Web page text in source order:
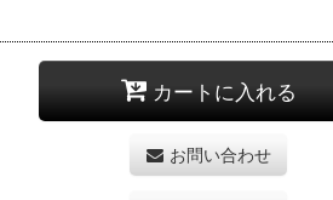
カートに入れる
お問い合わせ